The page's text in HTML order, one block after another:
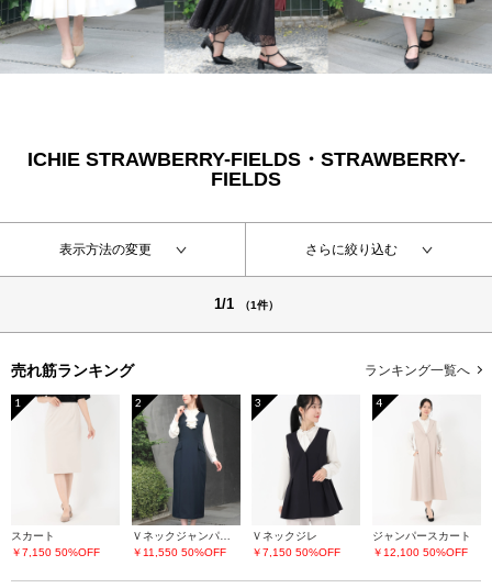
ICHIE STRAWBERRY-FIELDS・STRAWBERRY-
FIELDS
表示方法の変更 さらに絞り込む
1/1 （1件）
売れ筋ランキング ランキング一覧へ
1
スカート
￥7,150 50%OFF
2
Ｖネックジャンパースカート
￥11,550 50%OFF
3
Ｖネックジレ
￥7,150 50%OFF
4
ジャンパースカート
￥12,100 50%OFF